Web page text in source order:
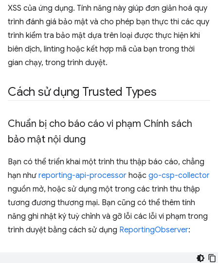
XSS của ứng dụng. Tính năng này giúp đơn giản hoá quy
trình đánh giá bảo mật và cho phép bạn thực thi các quy
trình kiểm tra bảo mật dựa trên loại được thực hiện khi
biên dịch, linting hoặc kết hợp mã của bạn trong thời
gian chạy, trong trình duyệt.
Cách sử dụng Trusted Types
Chuẩn bị cho báo cáo vi phạm Chính sách
bảo mật nội dung
Bạn có thể triển khai một trình thu thập báo cáo, chẳng
hạn như reporting-api-processor hoặc go-csp-collector
nguồn mở, hoặc sử dụng một trong các trình thu thập
tương đương thương mại. Bạn cũng có thể thêm tính
năng ghi nhật ký tuỳ chỉnh và gỡ lỗi các lỗi vi phạm trong
trình duyệt bằng cách sử dụng ReportingObserver: